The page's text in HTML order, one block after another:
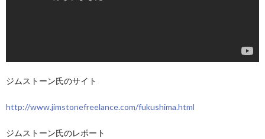
ジムストーン氏のサイト
http://www.jimstonefreelance.com/fukushima.html
ジムストーン氏のレポート